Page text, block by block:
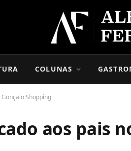
COLUNAS
Shopping
aos pais